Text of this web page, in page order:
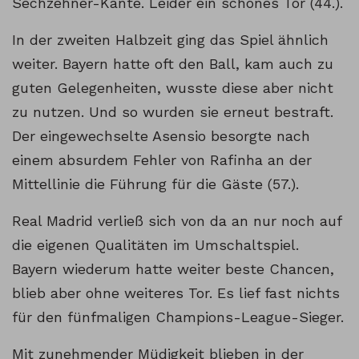
In der zweiten Halbzeit ging das Spiel ähnlich
weiter. Bayern hatte oft den Ball, kam auch zu
guten Gelegenheiten, wusste diese aber nicht
zu nutzen. Und so wurden sie erneut bestraft.
Der eingewechselte Asensio besorgte nach
einem absurdem Fehler von Rafinha an der
Mittellinie die Führung für die Gäste (57.).
Real Madrid verließ sich von da an nur noch auf
die eigenen Qualitäten im Umschaltspiel.
Bayern wiederum hatte weiter beste Chancen,
blieb aber ohne weiteres Tor. Es lief fast nichts
für den fünfmaligen Champions-League-Sieger.
Mit zunehmender Müdigkeit blieben in der